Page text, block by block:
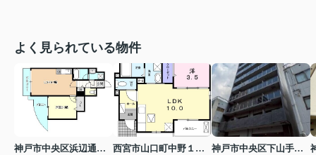
よく見られている物件
神戸市中央区浜辺通３丁目
西宮市山口町中野１丁目
神戸市中央区下山手通７丁目